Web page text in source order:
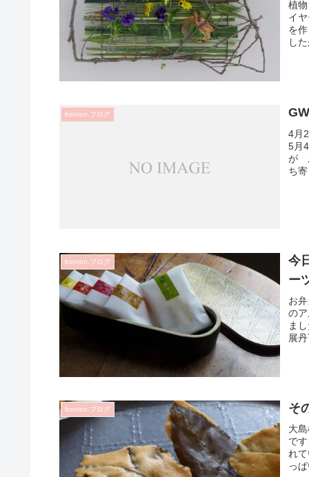
植
イ
を
し
bonton.ブログ
4月
5月
が
ち
bonton.ブログ
今
ー
お
の
ま
展
bonton.ブログ そ
大
で
れ
っ